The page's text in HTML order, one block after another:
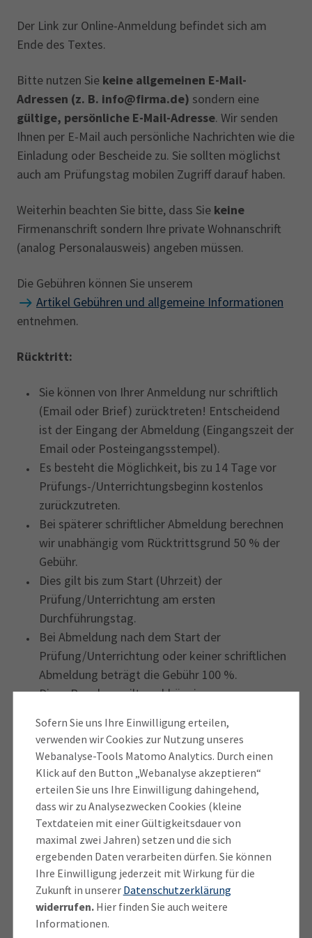
Leichte Sprache
Karriere
Presse
EN
IHK Akademie
Wirtschaftsfachwirt
34f
Negativerklärung
34i
Betriebswirt Prüfbericht
Sofern Sie uns Ihre Einwilligung erteilen,
verwenden wir Cookies zur Nutzung unseres
Webanalyse-Tools Matomo Analytics. Durch einen
Klick auf den Button „Webanalyse akzeptieren“
erteilen Sie uns Ihre Einwilligung dahingehend,
dass wir zu Analysezwecken Cookies (kleine
Textdateien mit einer Gültigkeitsdauer von
maximal zwei Jahren) setzen und die sich
ergebenden Daten verarbeiten dürfen. Sie können
Ihre Einwilligung jederzeit mit Wirkung für die
Zukunft in unserer Datenschutzerklärung
widerrufen.Hier finden Sie auch weitere
Informationen.
Der Link zur Online-Anmeldung befindet sich am
Ende des Textes.
Bitte nutzen Sie keine allgemeinen E-Mail-
Adressen (z. B. info@firma.de) sondern eine
gültige, persönliche E-Mail-Adresse. Wir senden
Ihnen per E-Mail auch persönliche Nachrichten wie die
Einladung oder Bescheide zu. Sie sollten möglichst
auch am Prüfungstag mobilen Zugriff darauf haben.
Weiterhin beachten Sie bitte, dass Sie keine
Firmenanschrift sondern Ihre private Wohnanschrift
(analog Personalausweis) angeben müssen.
Die Gebühren können Sie unserem
Artikel Gebühren und allgemeine Informationen
entnehmen.
Rücktritt:
Sie können von Ihrer Anmeldung nur schriftlich
(Email oder Brief) zurücktreten!‎ Entscheidend
ist der Eingang der Abmeldung (Eingangszeit der
Email oder Posteingangsstempel).
Es besteht die Möglichkeit, bis zu 14 Tage vor
Prüfungs-/Unterrichtungsbeginn ‎kostenlos
zurückzutreten.‎
Bei späterer schriftlicher Abmeldung berechnen
wir unabhängig vom Rücktrittsgrund 50 % der
Gebühr.
Dies gilt bis zum Start (Uhrzeit) der
‎Prüfung/Unterrichtung am ersten
Durchführungstag.
‎Bei Abmeldung nach dem Start der
Prüfung/Unterrichtung oder keiner schriftlichen
Abmeldung beträgt die Gebühr 100 ‎‎%.
Diese Regelung gilt unabhängig vom
Attesten.
Diese Bedingungen sind verbindlich und werden mit
der Anmeldung anerkannt. Falls eine
‎Prüfung/Unterrichtung durch die IHK abgesagt
werden muss, werden bezahlte Gebühren ‎erstattet.
Weitergehende Ansprüche (z. B. Ersatz von
Reisekosten) sind ausgeschlossen.‎
Werden nachweispflichtige Optionen (z. B. Befreiung
von einem Prüfungsteil, Gebührenübernahme,